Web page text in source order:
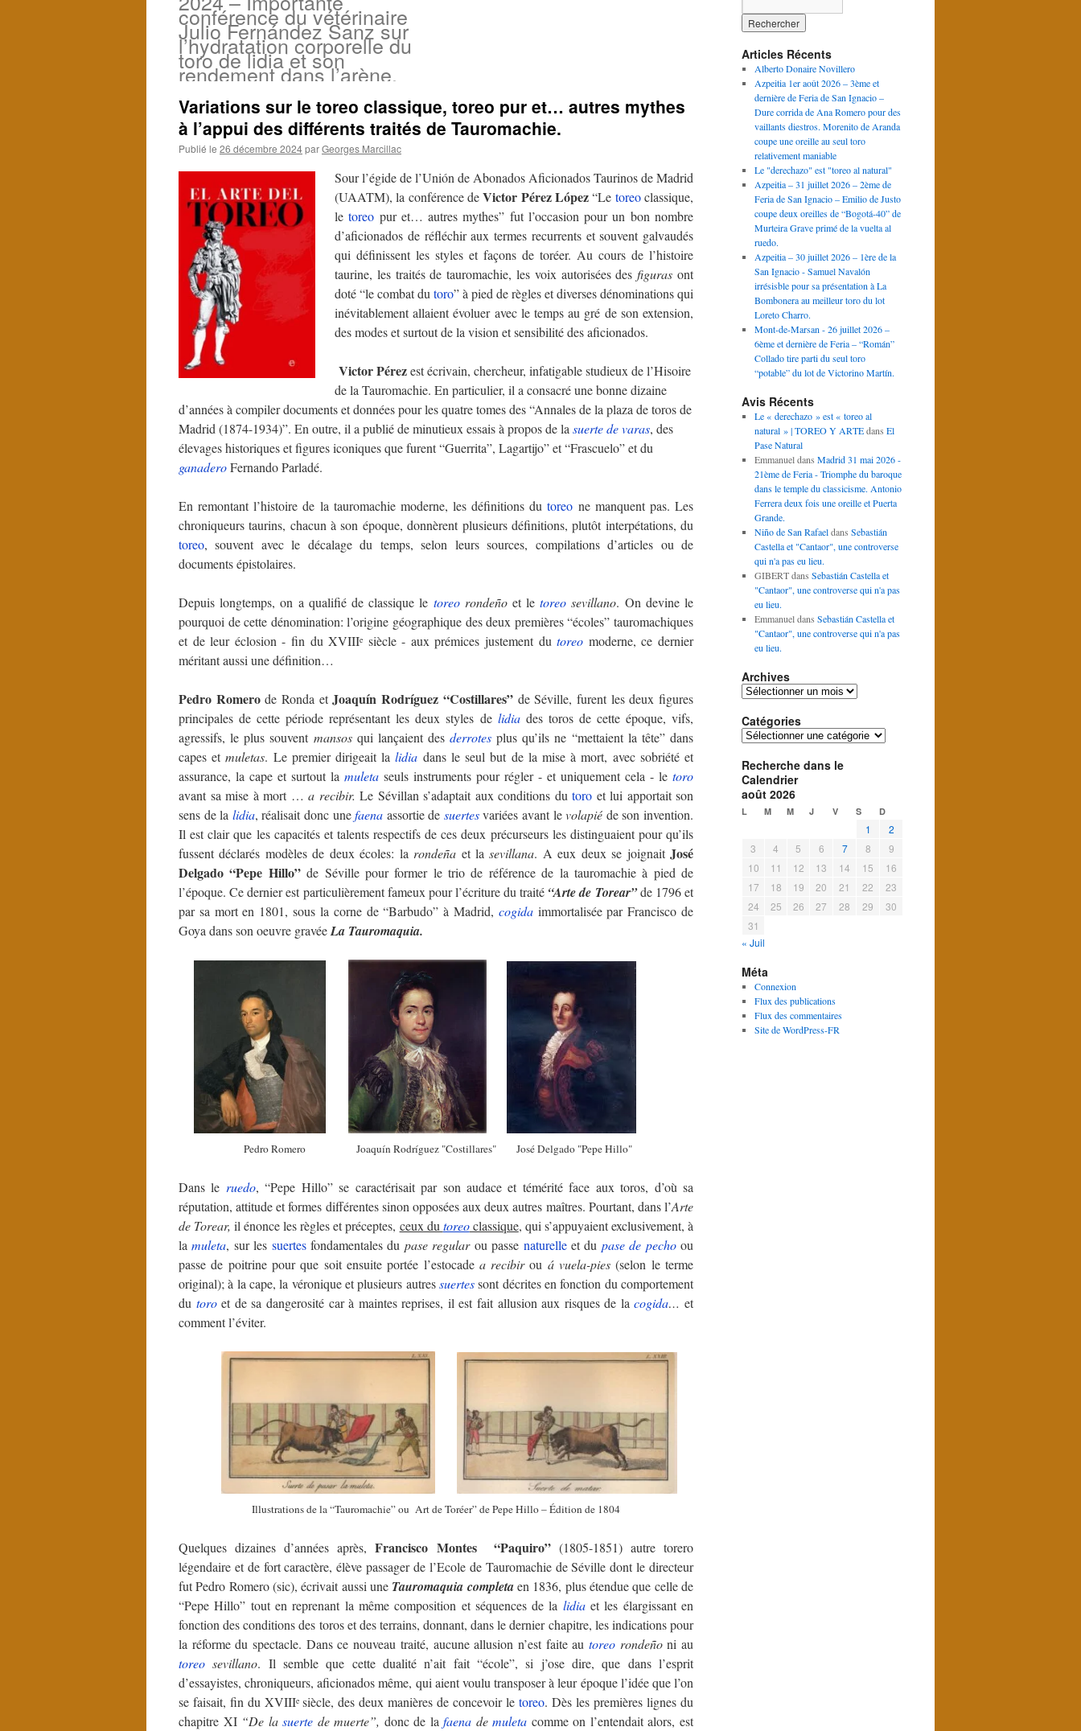
conférence du vétérinaire
Julio Fernández Sanz sur
l’hydratation corporelle du
toro de lidia et son
rendement dans l’arène.
Variations sur le toreo classique, toreo pur et… autres mythes
à l’appui des différents traités de Tauromachie.
Publié le 26 décembre 2024parGeorges Marcillac
Sour l’égide de l’Unión de Abonados Aficionados Taurinos de Madrid
(UAATM), la conférence deVictor Pérez López“Le toreoclassique,
letoreo pur et… autres mythes” fut l’occasion pour un bon nombre
d’aficionados de réfléchir aux termes recurrents et souvent galvaudés
qui définissent les styles et façons de toréer. Au cours de l’histoire
taurine, les traités de tauromachie, les voix autorisées desfiguras ont
doté “le combat du toro” à pied de règles et diverses dénominations qui
inévitablement allaient évoluer avec le temps au gré de son extension,
des modes et surtout de la vision et sensibilité des aficionados.
Victor Pérezest écrivain, chercheur, infatigable studieux de l’Hisoire
de la Tauromachie. En particulier, il a consacré une bonne dizaine
d’années à compiler documents et données pour les quatre tomes des “Annales de la plaza de toros de
Madrid (1874-1934)”. En outre, il a publié de minutieux essais à propos de la suerte de varas, des
élevages historiques et figures iconiques que furent “Guerrita”, Lagartijo” et “Frascuelo” et du
ganaderoFernando Parladé.
En remontant l’histoire de la tauromachie moderne, les définitions dutoreo ne manquent pas. Les
chroniqueurs taurins, chacun à son époque, donnèrent plusieurs définitions, plutôt interpétations, du
toreo, souvent avec le décalage du temps, selon leurs sources, compilations d’articles ou de
documents épistolaires.
Depuis longtemps, on a qualifié de classique le toreorondeñoet letoreo sevillano. On devine le
pourquoi de cette dénomination: l’origine géographique des deux premières “écoles” tauromachiques
et de leur éclosion - fin du XVIIIe siècle - aux prémices justement dutoreo moderne, ce dernier
méritant aussi une définition…
Pedro Romerode Ronda etJoaquín Rodríguez “Costillares”de Séville, furent les deux figures
principales de cette période représentant les deux styles de lidia des toros de cette époque, vifs,
agressifs, le plus souvent mansosqui lançaient desderrotes plus qu’ils ne “mettaient la tête” dans
capes etmuletas. Le premier dirigeait lalidia dans le seul but de la mise à mort, avec sobriété et
assurance, la cape et surtout la muleta seuls instruments pour régler - et uniquement cela - le toro
avant sa mise à mort … a recibir. Le Sévillan s’adaptait aux conditions du toro et lui apportait son
sens de la lidia, réalisait donc unefaena assortie de suertesvariées avant levolapié de son invention.
Il est clair que les capacités et talents respectifs de ces deux précurseurs les distinguaient pour qu’ils
fussent déclarés modèles de deux écoles: la rondeña et lasevillana. A eux deux se joignait José
Delgado “Pepe Hillo”de Séville pour former le trio de référence de la tauromachie à pied de
l’époque. Ce dernier est particulièrement fameux pour l’écriture du traité “Arte de Torear”de 1796 et
par sa mort en 1801, sous la corne de “Barbudo” à Madrid, cogidaimmortalisée par Francisco de
Goya dans son oeuvre gravéeLa Tauromaquia.
Pedro Romero Joaquín Rodríguez "Costillares" José Delgado "Pepe Hillo"
Dans le ruedo, “Pepe Hillo” se caractérisait par son audace et témérité face aux toros, d’où sa
réputation, attitude et formes différentes sinon opposées aux deux autres maîtres. Pourtant, dans l’Arte
de Torear,il énonce les règles et préceptes, ceux du toreoclassique, qui s’appuyaient exclusivement, à
lamuleta, sur les suertesfondamentales du pase regularou passe naturelleet du pase de pechoou
passe de poitrine pour que soit ensuite portée l’estocade a recibirou á vuela-pies(selon le terme
original); à la cape, la véronique et plusieurs autressuertessont décrites en fonction du comportement
du toro et de sa dangerosité car à maintes reprises, il est fait allusion aux risques de lacogida…et
comment l’éviter.
Illustrations de la “Tauromachie” ou Art de Toréer” de Pepe Hillo – Édition de 1804
Quelques dizaines d’années après,Francisco Montes “Paquiro” (1805-1851) autre torero
légendaire et de fort caractère, élève passager de l’Ecole de Tauromachie de Séville dont le directeur
fut Pedro Romero (sic), écrivait aussi une Tauromaquia completaen 1836, plus étendue que celle de
“Pepe Hillo” tout en reprenant la même composition et séquences de la lidiaet les élargissant en
fonction des conditions des toros et des terrains, donnant, dans le dernier chapitre, les indications pour
la réforme du spectacle. Dans ce nouveau traité, aucune allusion n’est faite au toreorondeñoni au
toreo sevillano. Il semble que cette dualité n’ait fait “école”, si j’ose dire, que dans l’esprit
d’essayistes, chroniqueurs, aficionados même, qui aient voulu transposer à leur époque l’idée que l’on
se faisait, fin du XVIIIe siècle, des deux manières de concevoir le toreo. Dès les premières lignes du
chapitre XI “De lasuerte de muerte”, donc de lafaena demuleta comme on l’entendait alors, est
Articles Récents
Alberto Donaire Novillero
Azpeitia 1er août 2026 – 3ème et
dernière de Feria de San Ignacio –
Dure corrida de Ana Romero pour des
vaillants diestros. Morenito de Aranda
coupe une oreille au seul toro
relativement maniable
Le "derechazo" est "toreo al natural"
Azpeitia – 31 juillet 2026 – 2ème de
Feria de San Ignacio – Emilio de Justo
coupe deux oreilles de “Bogotá-40” de
Murteira Grave primé de la vuelta al
ruedo.
Azpeitia – 30 juillet 2026 – 1ère de la
San Ignacio - Samuel Navalón
irrésisble pour sa présentation à La
Bombonera au meilleur toro du lot
Loreto Charro.
Mont-de-Marsan - 26 juillet 2026 –
6ème et dernière de Feria – “Román”
Collado tire parti du seul toro
“potable” du lot de Victorino Martín.
Avis Récents
Le « derechazo » est « toreo al
natural » | TOREO Y ARTEdans El
Pase Natural
Emmanueldans Madrid 31 mai 2026 -
21ème de Feria - Triomphe du baroque
dans le temple du classicisme. Antonio
Ferrera deux fois une oreille et Puerta
Grande.
Niño de San Rafaeldans Sebastián
Castella et "Cantaor", une controverse
qui n'a pas eu lieu.
GIBERTdans Sebastián Castella et
"Cantaor", une controverse qui n'a pas
eu lieu.
Emmanueldans Sebastián Castella et
"Cantaor", une controverse qui n'a pas
eu lieu.
Archives
Archives
Catégories
Catégories
Recherche dans le
Calendrier
août 2026
L M M J V S D
1
2
3
4 5 6 7 8
9
10
11 12 13 14 15
16
17
18 19 20 21 22
23
24
25 26 27 28 29
30
31
« Juil
Méta
Connexion
Flux des publications
Flux des commentaires
Site de WordPress-FR